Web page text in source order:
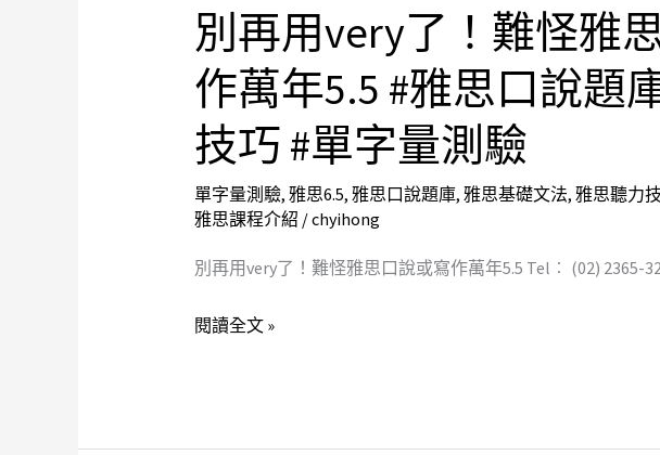
驗
說
題
庫
托
準
#
福
別再用very了！難怪雅
作萬年5.5 #雅思口說題
技巧 #單字量測驗
單字量測驗, 雅思6.5, 雅思口說題庫, 雅思基礎文法, 雅思聽力
雅思課程介紹 /chyihong
別再用very了！難怪雅思口說或寫作萬年5.5 Tel︰ (02) 2365-
別
再
用
very
了！
怪
思
說
閱讀全文 »